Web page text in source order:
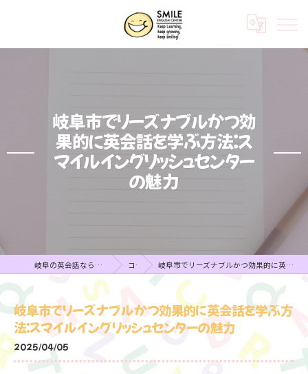
岐阜市でリーズナブルかつ効
果的に英会話を学ぶ方法：ス
マイルイングリッシュセンター
の魅力
岐阜の英会話ならスマイルイングリッシュセンター コラム 岐阜市でリーズナブルかつ効果的に英会話を学ぶ方法：スマイルイングリッシュセンターの魅力
岐阜市でリーズナブルかつ効果的に英会話を学ぶ方
法：スマイルイングリッシュセンターの魅力
2025/04/05